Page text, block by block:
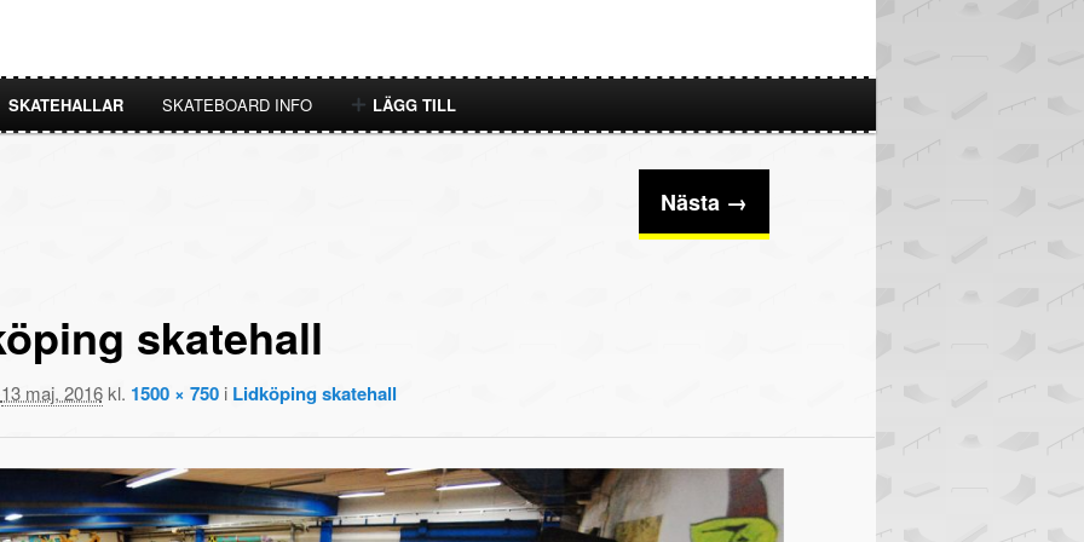
SKATEHALLAR SKATEBOARD INFO LÄGG TILL
Nästa →
skatehall
13 maj, 2016kl. 1500 × 750i Lidköping skatehall